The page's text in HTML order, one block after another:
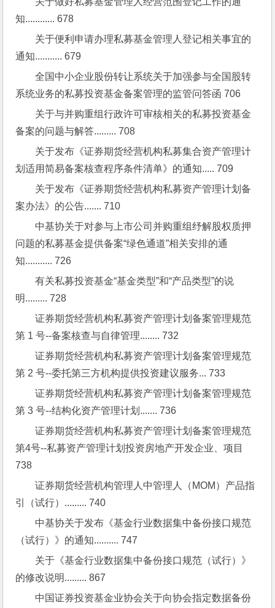
知............ 678
关于便利申请办理私募基金管理人登记相关事宜的
通知........... 679
全国中小企业股份转让系统关于加强参与全国股转
系统业务的私募投资基金备案管理的监管问答函 706
关于与并购重组行政许可审核相关的私募投资基金
备案的问题与解答......... 708
关于发布《证券期货经营机构私募集合资产管理计
划适用简易备案核查程序条件清单》的通知..... 709
关于发布《证券期货经营机构私募资产管理计划备
案办法》的公告....... 710
中基协关于对参与上市公司并购重组纾解股权质押
问题的私募基金提供备案“绿色通道”相关安排的通
知........... 726
有关私募投资基金“基金类型”和“产品类型”的说
明......... 728
证券期货经营机构私募资产管理计划备案管理规范
第 1 号--备案核查与自律管理........ 732
证券期货经营机构私募资产管理计划备案管理规范
第 2 号--委托第三方机构提供投资建议服务... 733
证券期货经营机构私募资产管理计划备案管理规范
第 3 号--结构化资产管理计划....... 736
证券期货经营机构私募资产管理计划备案管理规范
第4号--私募资产管理计划投资房地产开发企业、项目
738
证券期货经营机构管理人中管理人（MOM）产品指
引（试行）......... 740
中基协关于发布《基金行业数据集中备份接口规范
（试行）》的通知.......... 747
关于《基金行业数据集中备份接口规范（试行）》
的修改说明......... 867
中国证券投资基金业协会关于向协会指定数据备份